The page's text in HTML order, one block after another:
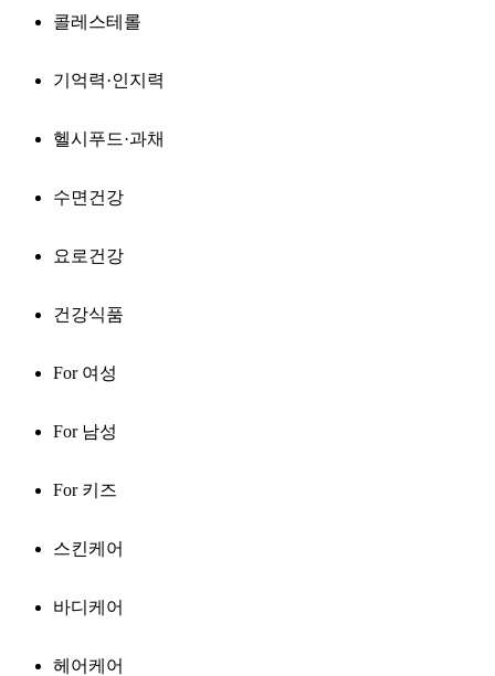
콜레스테롤
기억력·인지력
헬시푸드·과채
수면건강
요로건강
건강식품
For 여성
For 남성
For 키즈
스킨케어
바디케어
헤어케어